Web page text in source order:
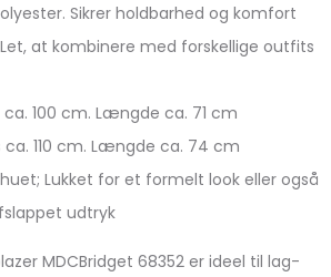
Sikrer holdbarhed og komfort
at kombinere med forskellige outfits
100 cm. Længde ca. 71 cm
ca. 110 cm. Længde ca. 74 cm
Lukket for et formelt look eller også
udtryk
MDCBridget 68352 er ideel til lag-